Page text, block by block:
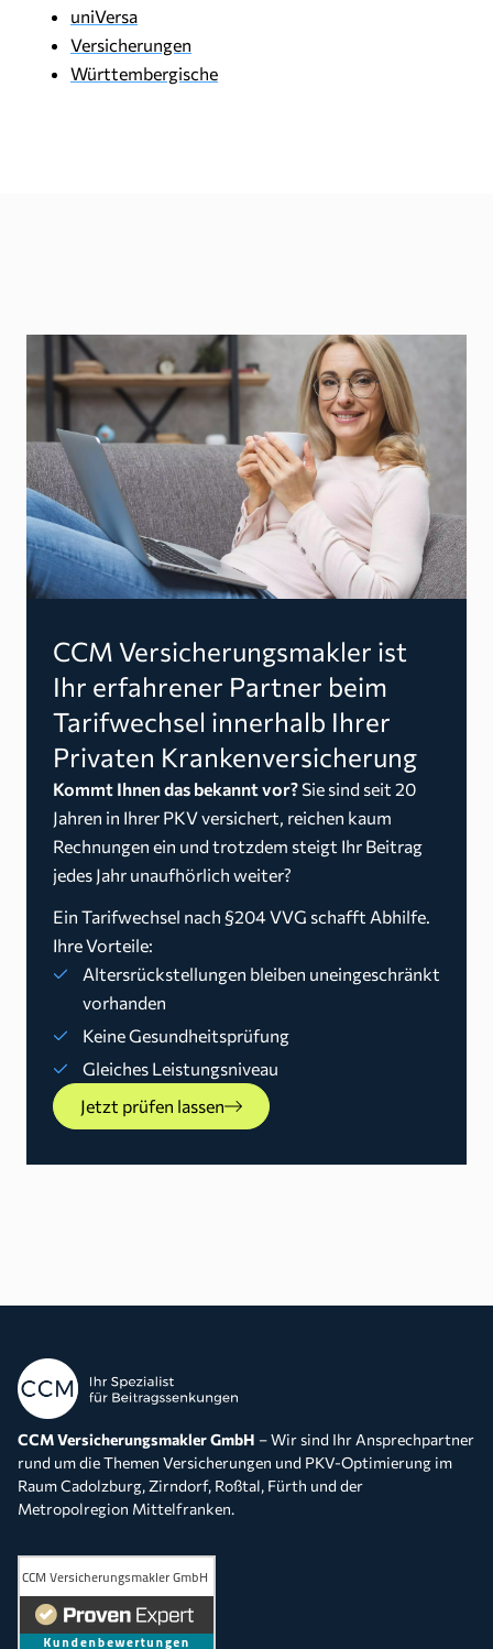
uniVersa
Versicherungen
Württembergische
CCM Versicherungsmakler ist
Ihr erfahrener Partner beim
Tarifwechsel innerhalb Ihrer
Privaten Krankenversicherung
Kommt Ihnen das bekannt vor? Sie sind seit 20
Jahren in Ihrer PKV versichert, reichen kaum
Rechnungen ein und trotzdem steigt Ihr Beitrag
jedes Jahr unaufhörlich weiter?
Ein Tarifwechsel nach §204 VVG schafft Abhilfe.
Ihre Vorteile:
Altersrückstellungen bleiben uneingeschränkt
vorhanden
Keine Gesundheitsprüfung
Gleiches Leistungsniveau
Jetzt prüfen lassen
CCM Versicherungsmakler GmbH – Wir sind Ihr Ansprechpartner
rund um die Themen Versicherungen und PKV-Optimierung im
Raum Cadolzburg, Zirndorf, Roßtal, Fürth und der
Metropolregion Mittelfranken.